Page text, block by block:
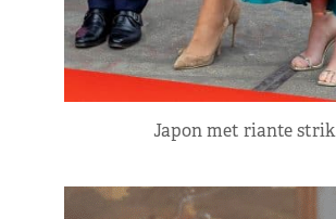
Japon met riante strik